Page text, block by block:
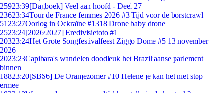
25923:39[Dagboek] Veel aan hoofd - Deel 27
23623:34Tour de France femmes 2026 #3 Tijd voor de borstcrawl
51 23:27Oorlog in Oekraïne #1318 Drone baby drone
2523:24[2026/2027] Eredivisietoto #1
20323:24Het Grote Songfestivalfeest Ziggo Dome #5 13 november
2026
2023:23Capibara's wandelen doodleuk het Braziliaanse parlement
binnen
18823:20[SBS6] De Oranjezomer #10 Helene je kan het niet stop
ermee